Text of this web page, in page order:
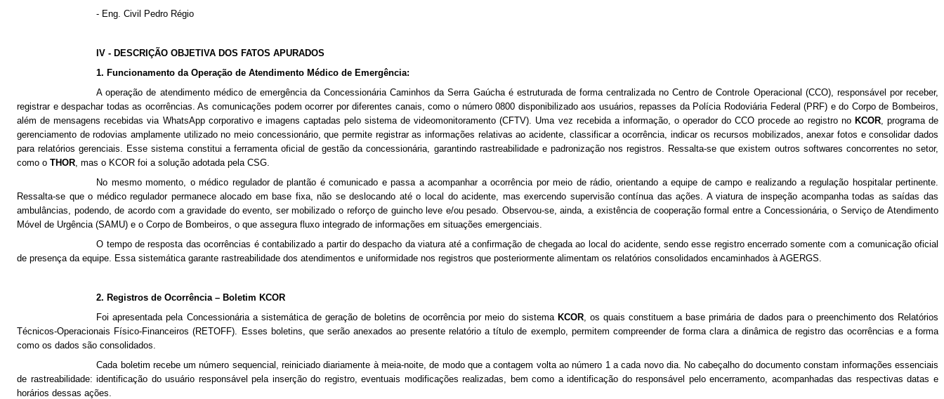
- Eng. Civil Pedro Régio
IV - DESCRIÇÃO OBJETIVA DOS FATOS APURADOS
1. Funcionamento da Operação de Atendimento Médico de Emergência:
A operação de atendimento médico de emergência da Concessionária Caminhos da Serra Gaúcha é estruturada de forma centralizada no Centro de Controle Operacional (CCO), responsável por receber,
registrar e despachar todas as ocorrências. As comunicações podem ocorrer por diferentes canais, como o número 0800 disponibilizado aos usuários, repasses da Polícia Rodoviária Federal (PRF) e do Corpo de Bombeiros,
além de mensagens recebidas via WhatsApp corporativo e imagens captadas pelo sistema de videomonitoramento (CFTV). Uma vez recebida a informação, o operador do CCO procede ao registro no KCOR, programa de
gerenciamento de rodovias amplamente utilizado no meio concessionário, que permite registrar as informações relativas ao acidente, classificar a ocorrência, indicar os recursos mobilizados, anexar fotos e consolidar dados
para relatórios gerenciais. Esse sistema constitui a ferramenta oficial de gestão da concessionária, garantindo rastreabilidade e padronização nos registros. Ressalta-se que existem outros softwares concorrentes no setor,
como o THOR, mas o KCOR foi a solução adotada pela CSG.
No mesmo momento, o médico regulador de plantão é comunicado e passa a acompanhar a ocorrência por meio de rádio, orientando a equipe de campo e realizando a regulação hospitalar pertinente.
Ressalta-se que o médico regulador permanece alocado em base fixa, não se deslocando até o local do acidente, mas exercendo supervisão contínua das ações. A viatura de inspeção acompanha todas as saídas das
ambulâncias, podendo, de acordo com a gravidade do evento, ser mobilizado o reforço de guincho leve e/ou pesado. Observou-se, ainda, a existência de cooperação formal entre a Concessionária, o Serviço de Atendimento
Móvel de Urgência (SAMU) e o Corpo de Bombeiros, o que assegura fluxo integrado de informações em situações emergenciais.
O tempo de resposta das ocorrências é contabilizado a partir do despacho da viatura até a confirmação de chegada ao local do acidente, sendo esse registro encerrado somente com a comunicação oficial
de presença da equipe. Essa sistemática garante rastreabilidade dos atendimentos e uniformidade nos registros que posteriormente alimentam os relatórios consolidados encaminhados à AGERGS.
2. Registros de Ocorrência – Boletim KCOR
Foi apresentada pela Concessionária a sistemática de geração de boletins de ocorrência por meio do sistema KCOR, os quais constituem a base primária de dados para o preenchimento dos Relatórios
Técnicos-Operacionais Físico-Financeiros (RETOFF). Esses boletins, que serão anexados ao presente relatório a título de exemplo, permitem compreender de forma clara a dinâmica de registro das ocorrências e a forma
como os dados são consolidados.
Cada boletim recebe um número sequencial, reiniciado diariamente à meia-noite, de modo que a contagem volta ao número 1 a cada novo dia. No cabeçalho do documento constam informações essenciais
de rastreabilidade: identificação do usuário responsável pela inserção do registro, eventuais modificações realizadas, bem como a identificação do responsável pelo encerramento, acompanhadas das respectivas datas e
horários dessas ações.